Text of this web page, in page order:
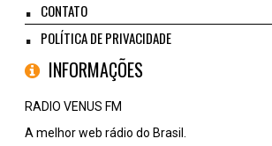
CONTATO
POLÍTICA DE PRIVACIDADE
INFORMAÇÕES
RADIO VENUS FM
A melhor web rádio do Brasil.